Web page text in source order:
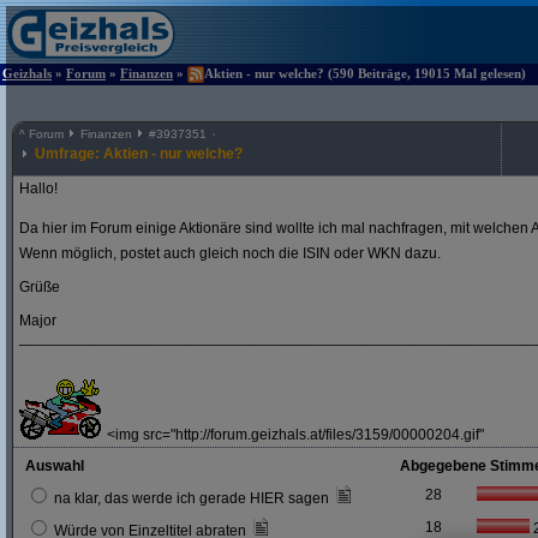
Geizhals » Forum » Finanzen » Aktien - nur welche? (590 Beiträge, 19015 Mal gelesen)
^ Forum Finanzen #3937351
Umfrage: Aktien - nur welche?
Hallo!
Da hier im Forum einige Aktionäre sind wollte ich mal nachfragen, mit welchen
Wenn möglich, postet auch gleich noch die ISIN oder WKN dazu.
Grüße
Major
<img src="http://forum.geizhals.at/files/3159/00000204.gif"
Auswahl
Abgegebene
na klar, das werde ich gerade HIER sagen
28
Würde von Einzeltitel abraten 18